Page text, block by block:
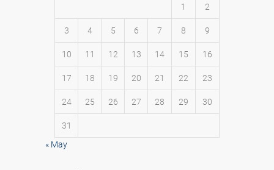
1 2
3 4 5 6 7 8 9
10 11 12 13 14 15 16
17 18 19 20 21 22 23
24 25 26 27 28 29 30
31
« May